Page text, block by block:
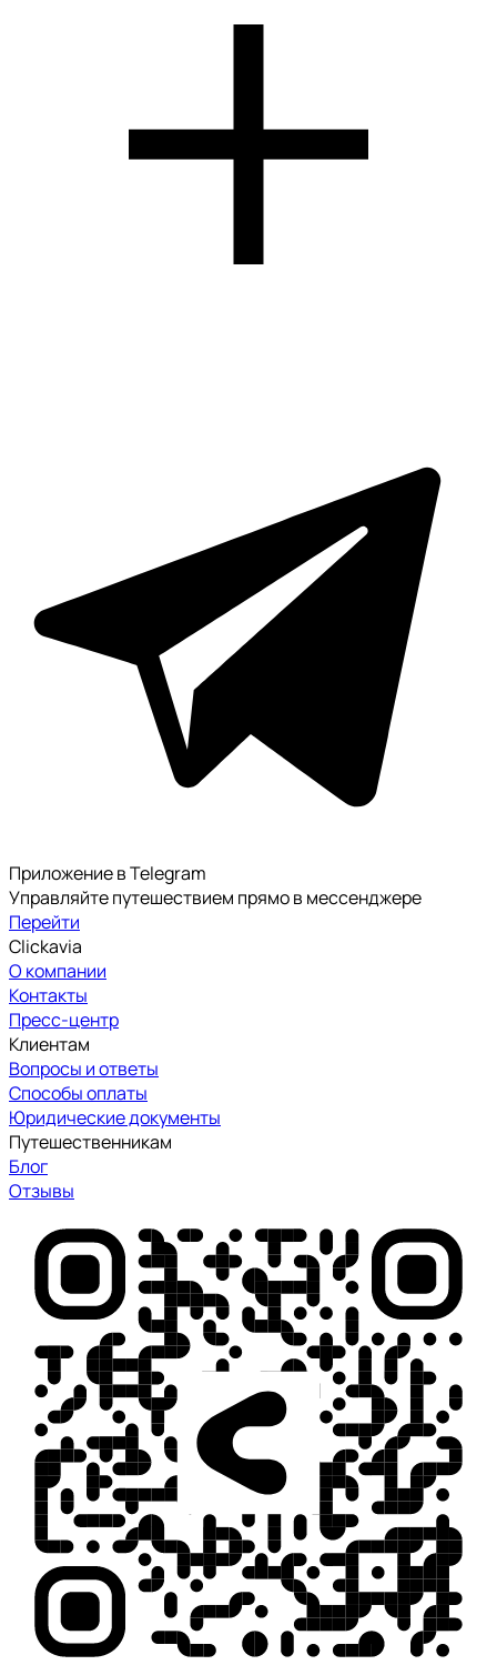
Приложение в Telegram
Управляйте путешествием прямо в мессенджере
Перейти
Clickavia
О компании
Контакты
Пресс-центр
Клиентам
Вопросы и ответы
Способы оплаты
Юридические документы
Путешественникам
Блог
Отзывы